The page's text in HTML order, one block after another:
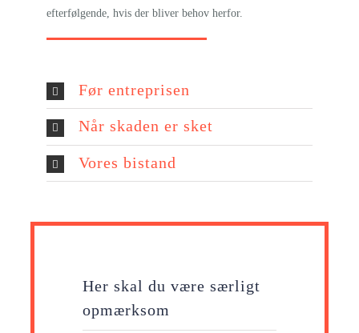
efterfølgende, hvis der bliver behov herfor.
Før entreprisen
Når skaden er sket
Vores bistand
Her skal du være særligt
opmærksom